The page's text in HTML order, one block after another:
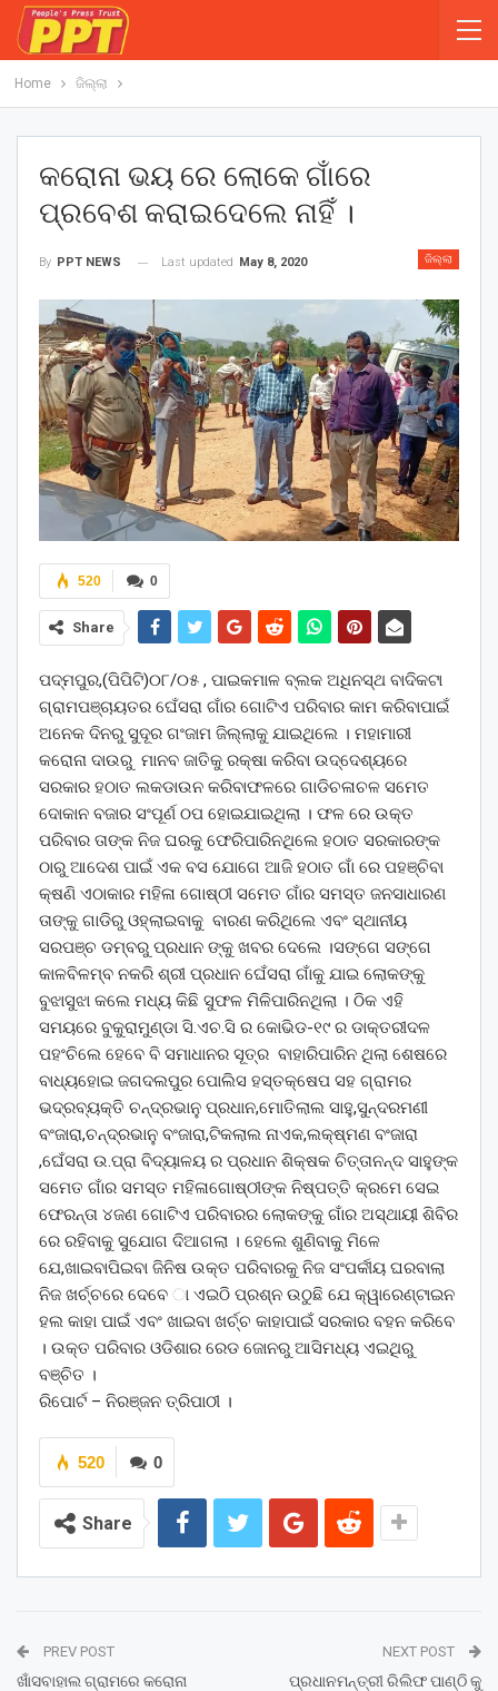
Home ଜିଲ୍ଲା
କରୋନା ଭୟ ରେ ଲୋକେ ଗାଁରେ
ପ୍ରବେଶ କରାଇଦେଲେ ନାହିଁ ।
ଜିଲ୍ଲା
By PPT NEWS Last updated May 8, 2020
0
520
Share
ପଦ୍ମପୁର,(ପିପିଟି)୦୮/୦୫ , ପାଇକମାଳ ବ୍ଲକ ଅଧିନସ୍ଥ ବାଦିକଟା
ଗ୍ରାମପଞ୍ଚାୟତର ଘେଁସରା ଗାଁର ଗୋଟିଏ ପରିବାର କାମ କରିବାପାଇଁ
ଅନେକ ଦିନରୁ ସୁଦୂର ଗଂଜାମ ଜିଲ୍ଲାକୁ ଯାଇଥିଲେ । ମହାମାରୀ
କରୋନା ଦାଉରୁ ମାନବ ଜାତିକୁ ରକ୍ଷା କରିବା ଉଦ୍ଦେଶ୍ୟରେ
ସରକାର ହଠାତ ଲକଡାଉନ କରିବାଫଳରେ ଗାଡିଚଳାଚଳ ସମେତ
ଦୋକାନ ବଜାର ସଂପୂର୍ଣ ଠପ ହୋଇଯାଇଥିଲା । ଫଳ ରେ ଉକ୍ତ
ପରିବାର ତାଙ୍କ ନିଜ ଘରକୁ ଫେରିପାରିନଥିଲେ ହଠାତ ସରକାରଙ୍କ
ଠାରୁ ଆଦେଶ ପାଇଁ ଏକ ବସ ଯୋଗେ ଆଜି ହଠାତ ଗାଁ ରେ ପହଞ୍ଚିବା
କ୍ଷଣି ଏଠାକାର ମହିଳା ଗୋଷ୍ଠୀ ସମେତ ଗାଁର ସମସ୍ତ ଜନସାଧାରଣ
ତାଙ୍କୁ ଗାଡିରୁ ଓହ୍ଲାଇବାକୁ ବାରଣ କରିଥିଲେ ଏବଂ ସ୍ଥାନୀୟ
ସରପଞ୍ଚ ଡମ୍ବରୁ ପ୍ରଧାନ ଙ୍କୁ ଖବର ଦେଲେ ।ସଙ୍ଗେ ସଙ୍ଗେ
କାଳବିଳମ୍ବ ନକରି ଶ୍ରୀ ପ୍ରଧାନ ଘେଁସରା ଗାଁକୁ ଯାଇ ଲୋକଙ୍କୁ
ବୁଝାସୁଝା କଲେ ମଧ୍ୟ କିଛି ସୁଫଳ ମିଳିପାରିନଥିଲା । ଠିକ ଏହି
ସମୟରେ ବୁକୁରାମୁଣ୍ଡା ସି.ଏଚ.ସି ର କୋଭିଡ-୧୯ ର ଡାକ୍ତରୀଦଳ
ପହଂଚିଲେ ହେବେ ବି ସମାଧାନର ସୂତ୍ର ବାହାରିପାରିନ ଥିଲା ଶେଷରେ
ବାଧ୍ୟହୋଇ ଜଗଦଲପୁର ପୋଲିସ ହସ୍ତକ୍ଷେପ ସହ ଗ୍ରାମର
ଭଦ୍ରବ୍ୟକ୍ତି ଚନ୍ଦ୍ରଭାନୁ ପ୍ରଧାନ,ମୋତିଲାଲ ସାହୁ,ସୁନ୍ଦରମଣୀ
ବଂଜାରା,ଚନ୍ଦ୍ରଭାନୁ ବଂଜାରା,ଟିକଲାଲ ନାଏକ,ଲକ୍ଷ୍ମଣ ବଂଜାରା
,ଘେଁସରା ଉ.ପ୍ରା ବିଦ୍ୟାଳୟ ର ପ୍ରଧାନ ଶିକ୍ଷକ ଚିତ୍ତାନନ୍ଦ ସାହୁଙ୍କ
ସମେତ ଗାଁର ସମସ୍ତ ମହିଳାଗୋଷ୍ଠୀଙ୍କ ନିଷ୍ପତ୍ତି କ୍ରମେ ସେଇ
ଫେରନ୍ତା ୪ଜଣ ଗୋଟିଏ ପରିବାରର ଲୋକଙ୍କୁ ଗାଁର ଅସ୍ଥାୟୀ ଶିବିର
ରେ ରହିବାକୁ ସୁଯୋଗ ଦିଆଗଲା । ହେଲେ ଶୁଣିବାକୁ ମିଳେ
ଯେ,ଖାଇବାପିଇବା ଜିନିଷ ଉକ୍ତ ପରିବାରକୁ ନିଜ ସଂପର୍କୀୟ ଘରବାଲା
ନିଜ ଖର୍ଚ୍ଚରେ ଦେବେ ା ଏଇଠି ପ୍ରଶ୍ନ ଉଠୁଛି ଯେ କ୍ୱାରେଣ୍ଟାଇନ
ହଲ କାହା ପାଇଁ ଏବଂ ଖାଇବା ଖର୍ଚ୍ଚ କାହାପାଇଁ ସରକାର ବହନ କରିବେ
। ଉକ୍ତ ପରିବାର ଓଡିଶାର ରେଡ ଜୋନରୁ ଆସିମଧ୍ୟ ଏଇଥିରୁ
ବଞ୍ଚିତ ।
ରିପୋର୍ଟ – ନିରଞ୍ଜନ ତ୍ରିପାଠୀ ।
0
520
Share
PREV POST
ଖାଁସବାହାଲ ଗ୍ରାମରେ କରୋନା
NEXT POST
ପ୍ରଧାନମନ୍ତ୍ରୀ ରିଲିଫ ପାଣ୍ଠି କୁ